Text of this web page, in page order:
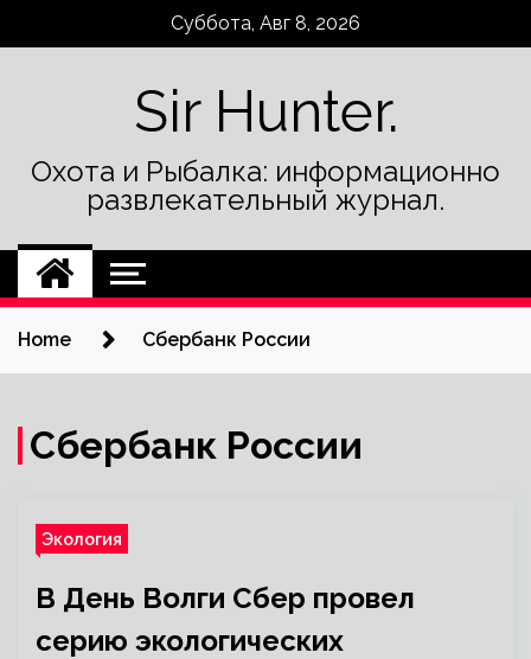
Суббота, Авг 8, 2026
Sir Hunter.
Охота и Рыбалка: информационно
развлекательный журнал.
Home Сбербанк России
Сбербанк России
Экология
В День Волги Сбер провел
серию экологических